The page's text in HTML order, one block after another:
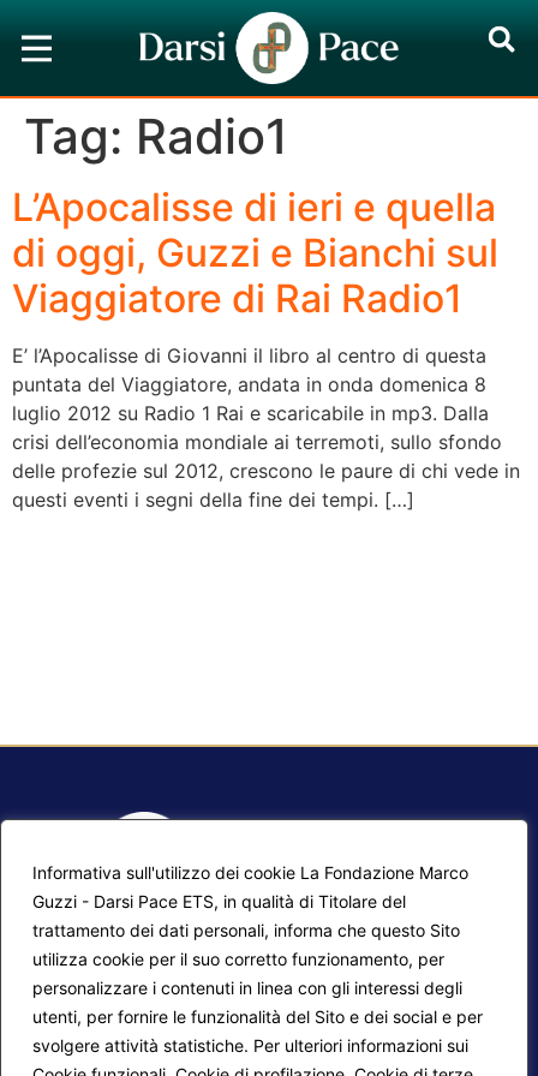
Informativa sull'utilizzo dei cookie La Fondazione Marco
Guzzi - Darsi Pace ETS, in qualità di Titolare del
trattamento dei dati personali, informa che questo Sito
utilizza cookie per il suo corretto funzionamento, per
personalizzare i contenuti in linea con gli interessi degli
utenti, per fornire le funzionalità del Sito e dei social e per
svolgere attività statistiche. Per ulteriori informazioni sui
Tag: Radio1
L’Apocalisse di ieri e quella
di oggi, Guzzi e Bianchi sul
Viaggiatore di Rai Radio1
E’ l’Apocalisse di Giovanni il libro al centro di questa
puntata del Viaggiatore, andata in onda domenica 8
luglio 2012 su Radio 1 Rai e scaricabile in mp3. Dalla
crisi dell’economia mondiale ai terremoti, sullo sfondo
delle profezie sul 2012, crescono le paure di chi vede in
questi eventi i segni della fine dei tempi. […]
Mappa del sito
Progetti Darsi Pace
Calendario corsi
Privacy Policy